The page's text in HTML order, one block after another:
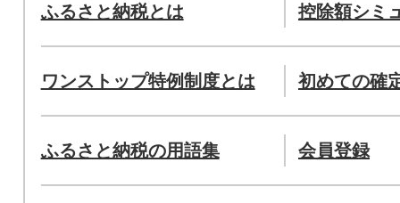
ふるさと納税とは 控除額シミ
ワンストップ特例制度とは 初めての確
ふるさと納税の用語集 会員登録